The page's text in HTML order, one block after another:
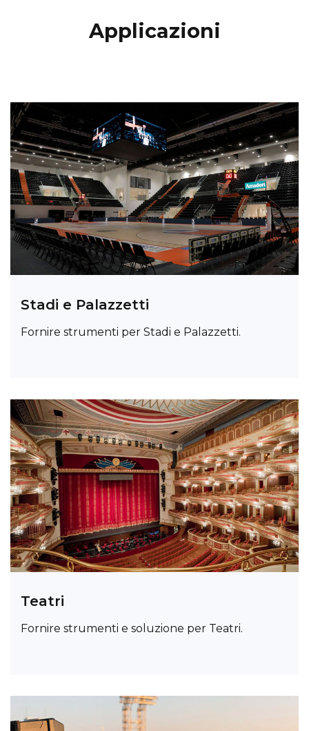
Applicazioni
Stadi e Palazzetti
Fornire strumenti per Stadi e Palazzetti.
Teatri
Fornire strumenti e soluzione per Teatri.